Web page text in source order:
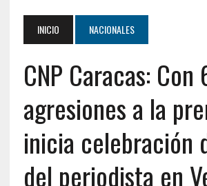
INICIO NACIONALES
CNP Caracas: Con
agresiones a la
inicia celebración
del periodista en